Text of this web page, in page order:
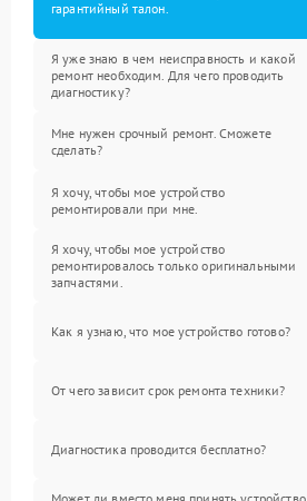
гарантийный талон.
Я уже знаю в чем неисправность и какой
ремонт необходим. Для чего проводить
диагностику?
Мне нужен срочный ремонт. Сможете
сделать?
Я хочу, чтобы мое устройство
ремонтировали при мне.
Я хочу, чтобы мое устройство
ремонтировалось только оригинальными
запчастями.
Как я узнаю, что мое устройство готово?
От чего зависит срок ремонта техники?
Диагностика проводится бесплатно?